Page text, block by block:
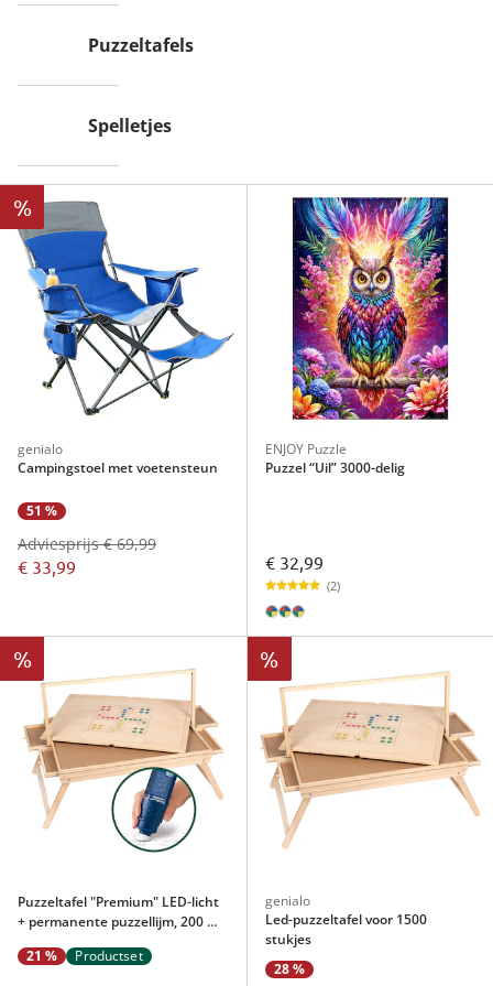
Puzzeltafels
Spelletjes
%
genialo
Campingstoel met voetensteun
51 %
€ 33,99
Adviesprijs € 69,99
ENJOY Puzzle
Puzzel “Uil” 3000-delig
€ 32,99
(2)
%
Puzzeltafel "Premium" LED-licht
+ permanente puzzellijm, 200 ml
21 % Productset
%
genialo
Led-puzzeltafel voor 1500
stukjes
28 %